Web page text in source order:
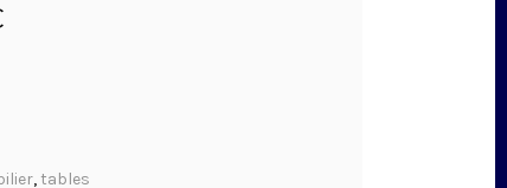
, tables